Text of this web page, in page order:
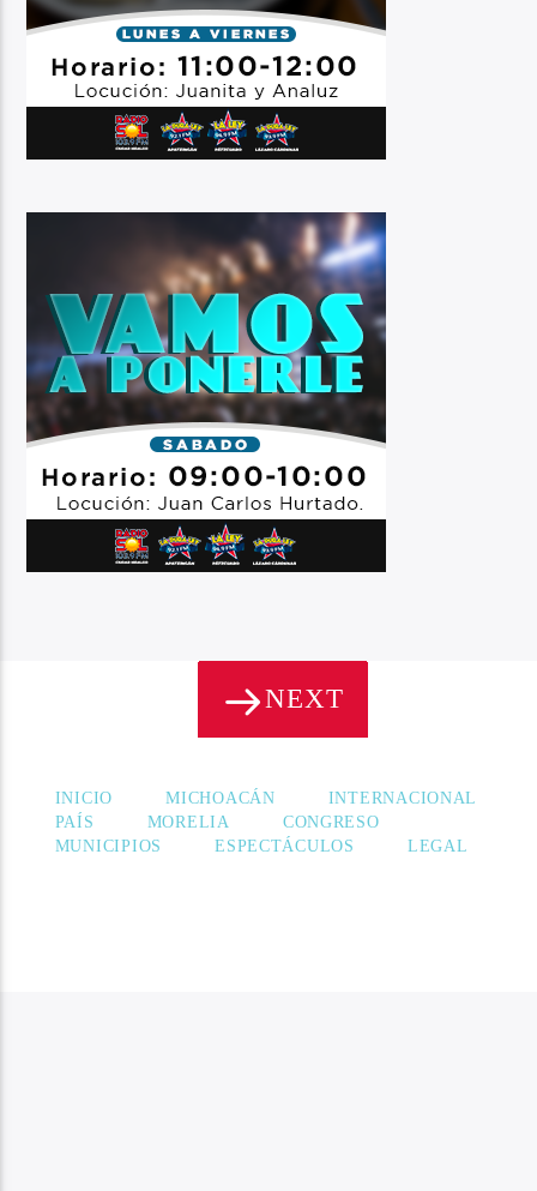
NEXT
INICIO MICHOACÁN
INTERNACIONAL
PAÍS
MORELIA
CONGRESO
MUNICIPIOS
ESPECTÁCULOS LEGAL